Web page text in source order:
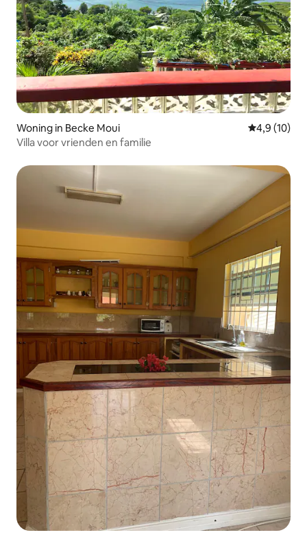
Woning in Becke Moui
4,9 (10)
Villa voor vrienden en familie